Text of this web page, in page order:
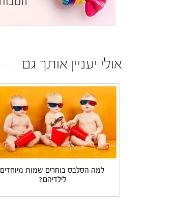
אולי יעניין אותך גם
למה הסלבס בוחרים שמות מיוחדים
לילדיהם?